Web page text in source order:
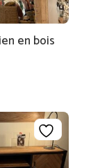
en bois